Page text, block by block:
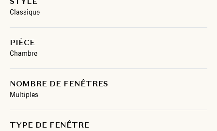
Classique
PIÈCE
Chambre
NOMBRE DE FENÊTRES
Multiples
TYPE DE FENÊTRE